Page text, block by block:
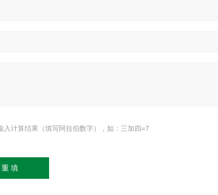
入计算结果（填写阿拉伯数字），如：三加四=7